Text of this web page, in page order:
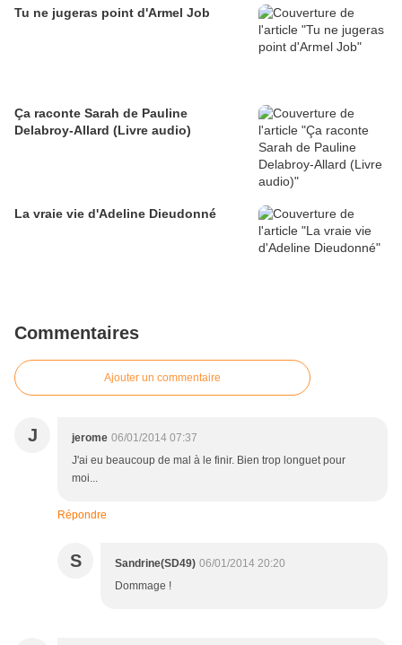
Tu ne jugeras point d'Armel Job
Ça raconte Sarah de Pauline
Delabroy-Allard (Livre audio)
La vraie vie d'Adeline Dieudonné
Commentaires
Ajouter un commentaire
J jerome 06/01/2014 07:37
J'ai eu beaucoup de mal à le finir. Bien trop longuet pour
moi...
Répondre
S Sandrine(SD49) 06/01/2014 20:20
Dommage !